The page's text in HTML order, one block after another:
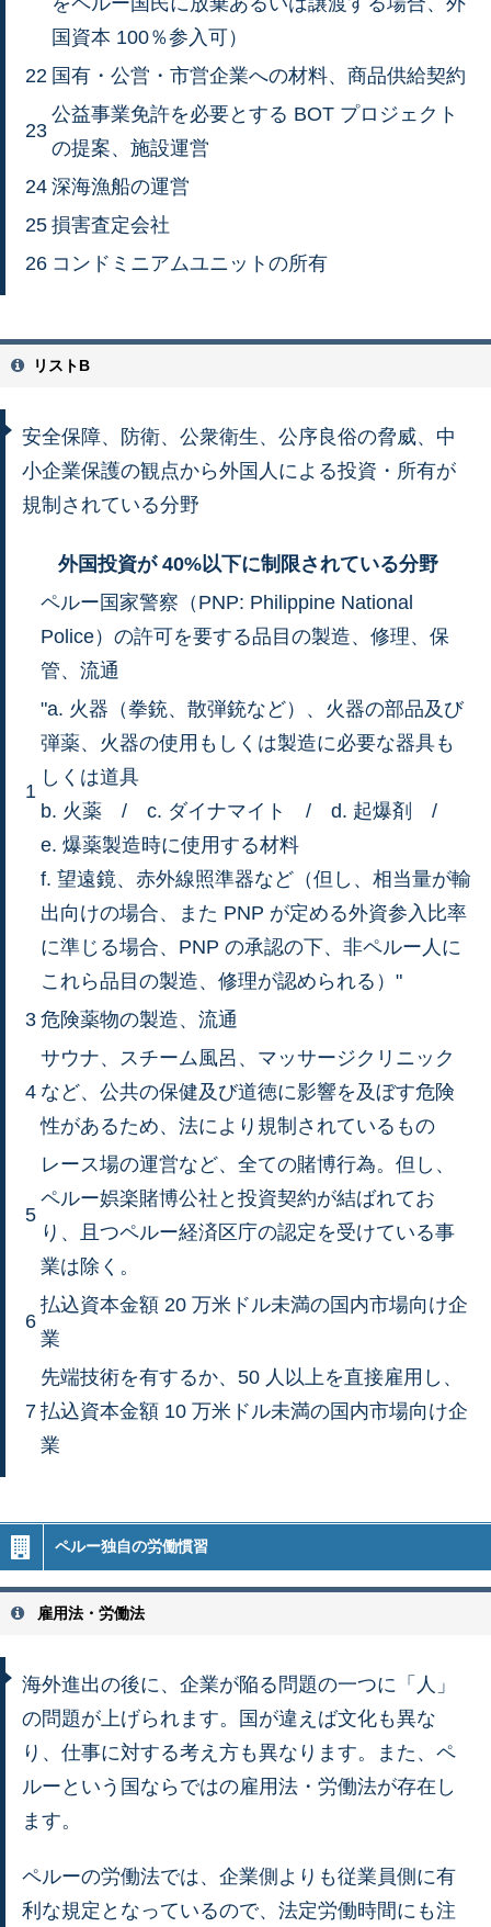
国資本 100％参入可）
22 国有・公営・市営企業への材料、商品供給契約
23
公益事業免許を必要とする BOT プロジェクト
の提案、施設運営
24 深海漁船の運営
25 損害査定会社
26 コンドミニアムユニットの所有
リストB
安全保障、防衛、公衆衛生、公序良俗の脅威、中
小企業保護の観点から外国人による投資・所有が
規制されている分野
外国投資が 40%以下に制限されている分野
1
ペルー国家警察（PNP: Philippine National
Police）の許可を要する品目の製造、修理、保
管、流通
"a. 火器（拳銃、散弾銃など）、火器の部品及び
弾薬、火器の使用もしくは製造に必要な器具も
しくは道具
b. 火薬 / c. ダイナマイト / d. 起爆剤 /
e. 爆薬製造時に使用する材料
f. 望遠鏡、赤外線照準器など（但し、相当量が輸
出向けの場合、また PNP が定める外資参入比率
に準じる場合、PNP の承認の下、非ペルー人に
これら品目の製造、修理が認められる）"
3 危険薬物の製造、流通
4
サウナ、スチーム風呂、マッサージクリニック
など、公共の保健及び道徳に影響を及ぼす危険
性があるため、法により規制されているもの
5
レース場の運営など、全ての賭博行為。但し、
ペルー娯楽賭博公社と投資契約が結ばれてお
り、且つペルー経済区庁の認定を受けている事
業は除く。
6
払込資本金額 20 万米ドル未満の国内市場向け企
業
7
先端技術を有するか、50 人以上を直接雇用し、
払込資本金額 10 万米ドル未満の国内市場向け企
業
ペルー独自の労働慣習
雇用法・労働法
海外進出の後に、企業が陥る問題の一つに「人」
の問題が上げられます。国が違えば文化も異な
り、仕事に対する考え方も異なります。また、ペ
ルーという国ならではの雇用法・労働法が存在し
ます。
ペルーの労働法では、企業側よりも従業員側に有
利な規定となっているので、法定労働時間にも注